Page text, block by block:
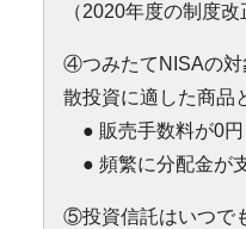
（2020年度の制度
④つみたてNISAの対
散投資に適した商品
● 販売手数料が0円
● 頻繁に分配金が
⑤投資信託はいつで